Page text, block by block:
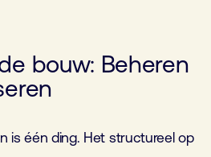
bouw: Beheren
is één ding. Het structureel op